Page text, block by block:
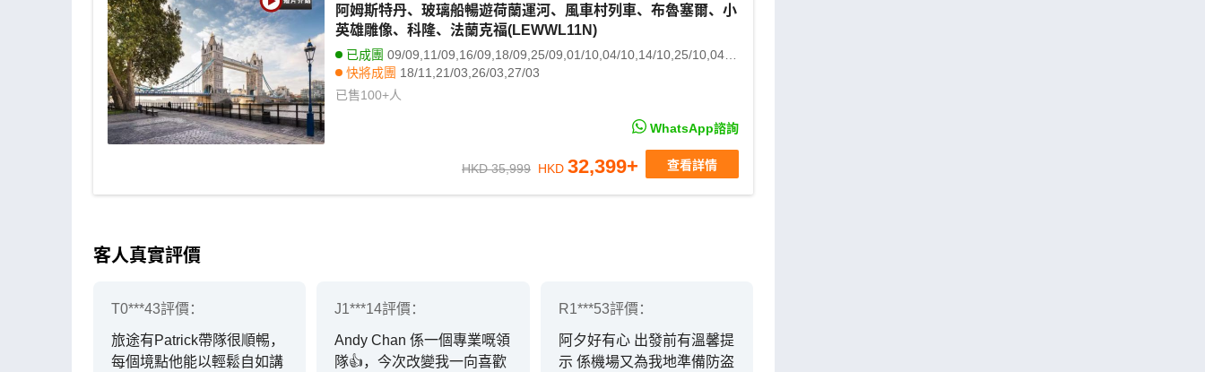
阿姆斯特丹、玻璃船暢遊荷蘭運河、風車村列車、布魯塞爾、小
英雄雕像、科隆、法蘭克福(LEWWL11N)
已成團 09/09,11/09,16/09,18/09,25/09,01/10,04/10,14/10,25/10,04/11,02/12
快將成團 18/11,21/03,26/03,27/03
其他日期
已售100+人
HKD 35,999 HKD 32,399+ 查看詳情
WhatsApp諮詢
客人真實評價
T0***43評價：
旅途有Patrick帶隊很順𣈱，
每個境點他能以輕鬆自如講
J1***14評價：
Andy Chan 係一個專業嘅領
隊👍，今次改變我一向喜歡
R1***53評價：
阿夕好有心 出發前有溫馨提
示 係機場又為我地準備防盗